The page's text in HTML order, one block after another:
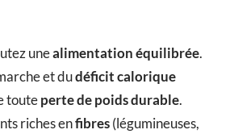
unealimentation équilibrée.
et dudéficit calorique
touteperte de poids durable.
riches enfibres(légumineuses,